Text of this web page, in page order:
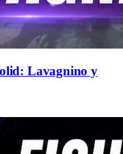
Lavagnino y